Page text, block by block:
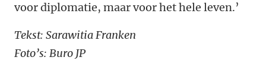
voor diplomatie, maar voor het hele leven.’
Tekst: Sarawitia Franken
Foto’s: Buro JP